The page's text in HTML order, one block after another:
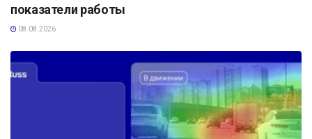
показатели работы
08.08.2026